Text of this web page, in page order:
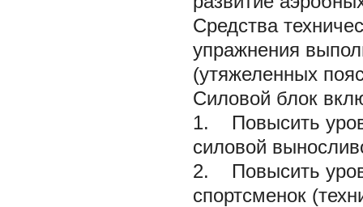
Средства
упражнения
(утяжеленных
Силовой блок
1. Повысить
силовой
2. Повысить
спортсменок